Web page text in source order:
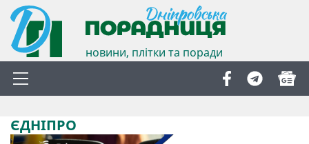
новини, плітки та поради
ЄДНІПРО